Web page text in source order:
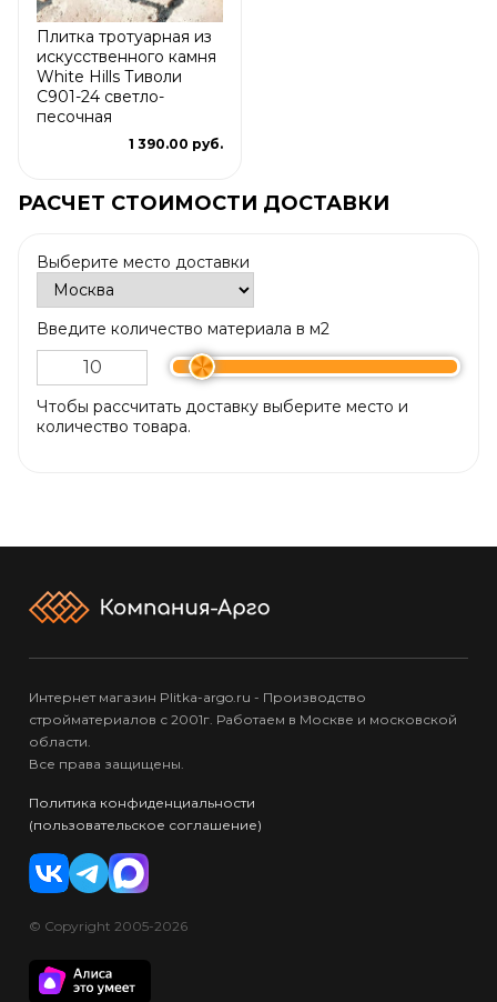
Плитка тротуарная из
искусственного камня
White Hills Тиволи
С901-24 светло-
песочная
1 390.00 руб.
РАСЧЕТ СТОИМОСТИ ДОСТАВКИ
Выберите место доставки
Введите количество материала в м2
Чтобы рассчитать доставку выберите место и
количество товара.
Интернет магазин Plitka-argo.ru - Производство
стройматериалов с 2001г. Работаем в Москве и московской
области.
Все права защищены.
Политика конфиденциальности
(пользовательское соглашение)
© Copyright 2005-2026